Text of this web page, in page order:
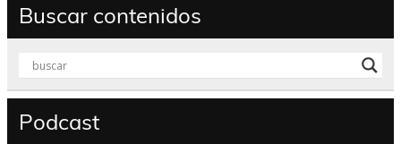
Buscar contenidos
Podcast